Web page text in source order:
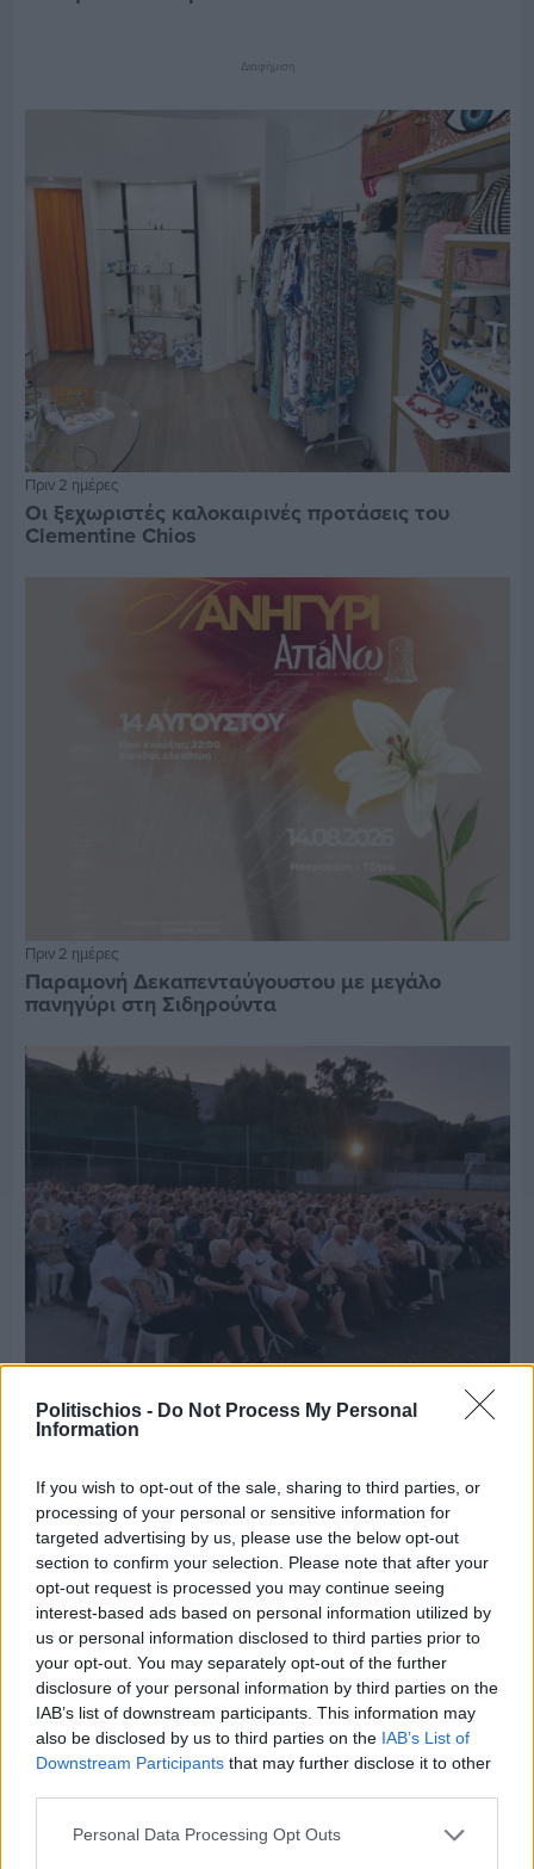
Politischios - Do Not Process My Personal
Information
If you wish to opt-out of the sale, sharing to third parties, or
processing of your personal or sensitive information for
targeted advertising by us, please use the below opt-out
section to confirm your selection. Please note that after your
opt-out request is processed you may continue seeing
interest-based ads based on personal information utilized by
us or personal information disclosed to third parties prior to
your opt-out. You may separately opt-out of the further
disclosure of your personal information by third parties on the
IAB’s list of downstream participants. This information may
also be disclosed by us to third parties on the IAB’s List of
Downstream Participants that may further disclose it to other
Personal Data Processing Opt Outs
Διαφήμιση
Πριν 2 ημέρες
Οι ξεχωριστές καλοκαιρινές προτάσεις του
Clementine Chios
Πριν 2 ημέρες
Παραμονή Δεκαπενταύγουστου με μεγάλο
πανηγύρι στη Σιδηρούντα
Πριν 2 ημέρες